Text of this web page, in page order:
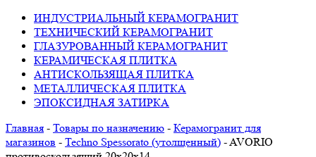
ИНДУСТРИАЛЬНЫЙ КЕРАМОГРАНИТ
ТЕХНИЧЕСКИЙ КЕРАМОГРАНИТ
ГЛАЗУРОВАННЫЙ КЕРАМОГРАНИТ
КЕРАМИЧЕСКАЯ ПЛИТКА
АНТИСКОЛЬЗЯЩАЯ ПЛИТКА
МЕТАЛЛИЧЕСКАЯ ПЛИТКА
ЭПОКСИДНАЯ ЗАТИРКА
Главная - Товары по назначению - Керамогранит для
магазинов - Techno Spessorato (утолщенный) -AVORIO